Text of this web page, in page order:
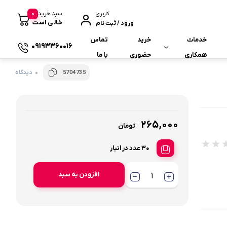
کاربری
ورود / ثبت نام
سبد خرید
خالی است
0
خدمات
همکاری
خرید
حضوری
تماس
با ما
09193360016
5704735 0 دیدگاه
265,000 تومان
30 عدد در انبار
افزودن به سبد